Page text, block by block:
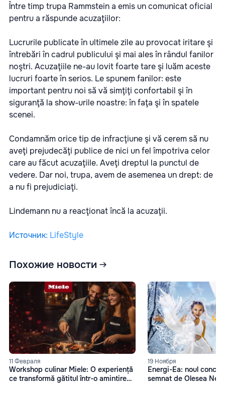
Între timp trupa Rammstein a emis un comunicat oficial
pentru a răspunde acuzaţiilor:
Lucrurile publicate în ultimele zile au provocat iritare şi
întrebări în cadrul publicului şi mai ales în rândul fanilor
noştri. Acuzaţiile ne-au lovit foarte tare şi luăm aceste
lucruri foarte în serios. Le spunem fanilor: este
important pentru noi să vă simţiţi confortabil şi în
siguranţă la show-urile noastre: în faţa şi în spatele
scenei.
Condamnăm orice tip de infracţiune şi vă cerem să nu
aveţi prejudecăţi publice de nici un fel împotriva celor
care au făcut acuzaţiile. Aveţi dreptul la punctul de
vedere. Dar noi, trupa, avem de asemenea un drept: de
a nu fi prejudiciaţi.
Lindemann nu a reacţionat încă la acuzaţii.
Источник: LifeStyle
Похожие новости
11 Февраля
Workshop culinar Miele: O experiență
ce transformă gătitul într-o amintire
19 Ноября
Energi-Ea: noul
semnat de Olesea